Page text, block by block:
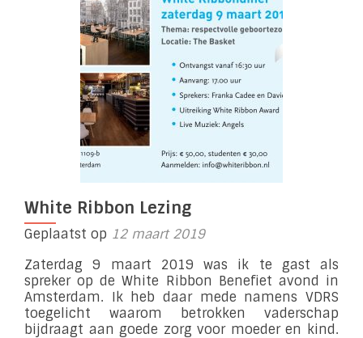
White Ribbon Lezing
Geplaatst op 12 maart 2019
Zaterdag 9 maart 2019 was ik te gast als
spreker op de White Ribbon Benefiet avond in
Amsterdam. Ik heb daar mede namens VDRS
toegelicht waarom betrokken vaderschap
bijdraagt aan goede zorg voor moeder en kind.